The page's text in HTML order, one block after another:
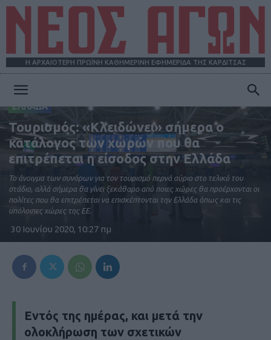
Η ΑΡΧΑΙΟΤΕΡΗ ΠΡΩΪΝΗ ΚΑΘΗΜΕΡΙΝΗ ΕΦΗΜΕΡΙΔΑ ΤΗΣ ΚΑΡΔΙΤΣΑΣ
ΑΓΩΝ
ΕΛΛΑΔΑ
Τουρισμός: «Κλειδώνει» σήμερα ο
κατάλογος των χωρών που θα
επιτρέπεται η είσοδος στην Ελλάδα
Το άνοιγμα των συνόρων για τον τουρισμό περνά αύριο στο τελικό του
στάδιο, αλλά σήμερα θα γίνει ξεκάθαρο από ποιες χώρες θα προέρχονται οι
πολίτες που θα επιτρέπεται να επισκέπτονται την Ελλάδα όπως και τις
υπόλοιπες χώρες της ΕΕ.
30 Ιουνίου 2020, 10:27 πμ
Εντός της ημέρας, και μετά την
ολοκλήρωση των σχετικών